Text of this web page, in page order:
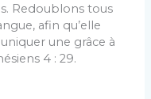
Redoublons tous
afin qu’elle
une grâce à
4 : 29.